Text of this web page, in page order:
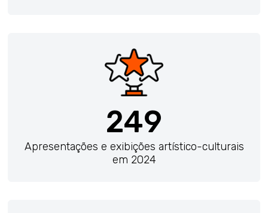
249
Apresentações e exibições artístico-culturais
em 2024